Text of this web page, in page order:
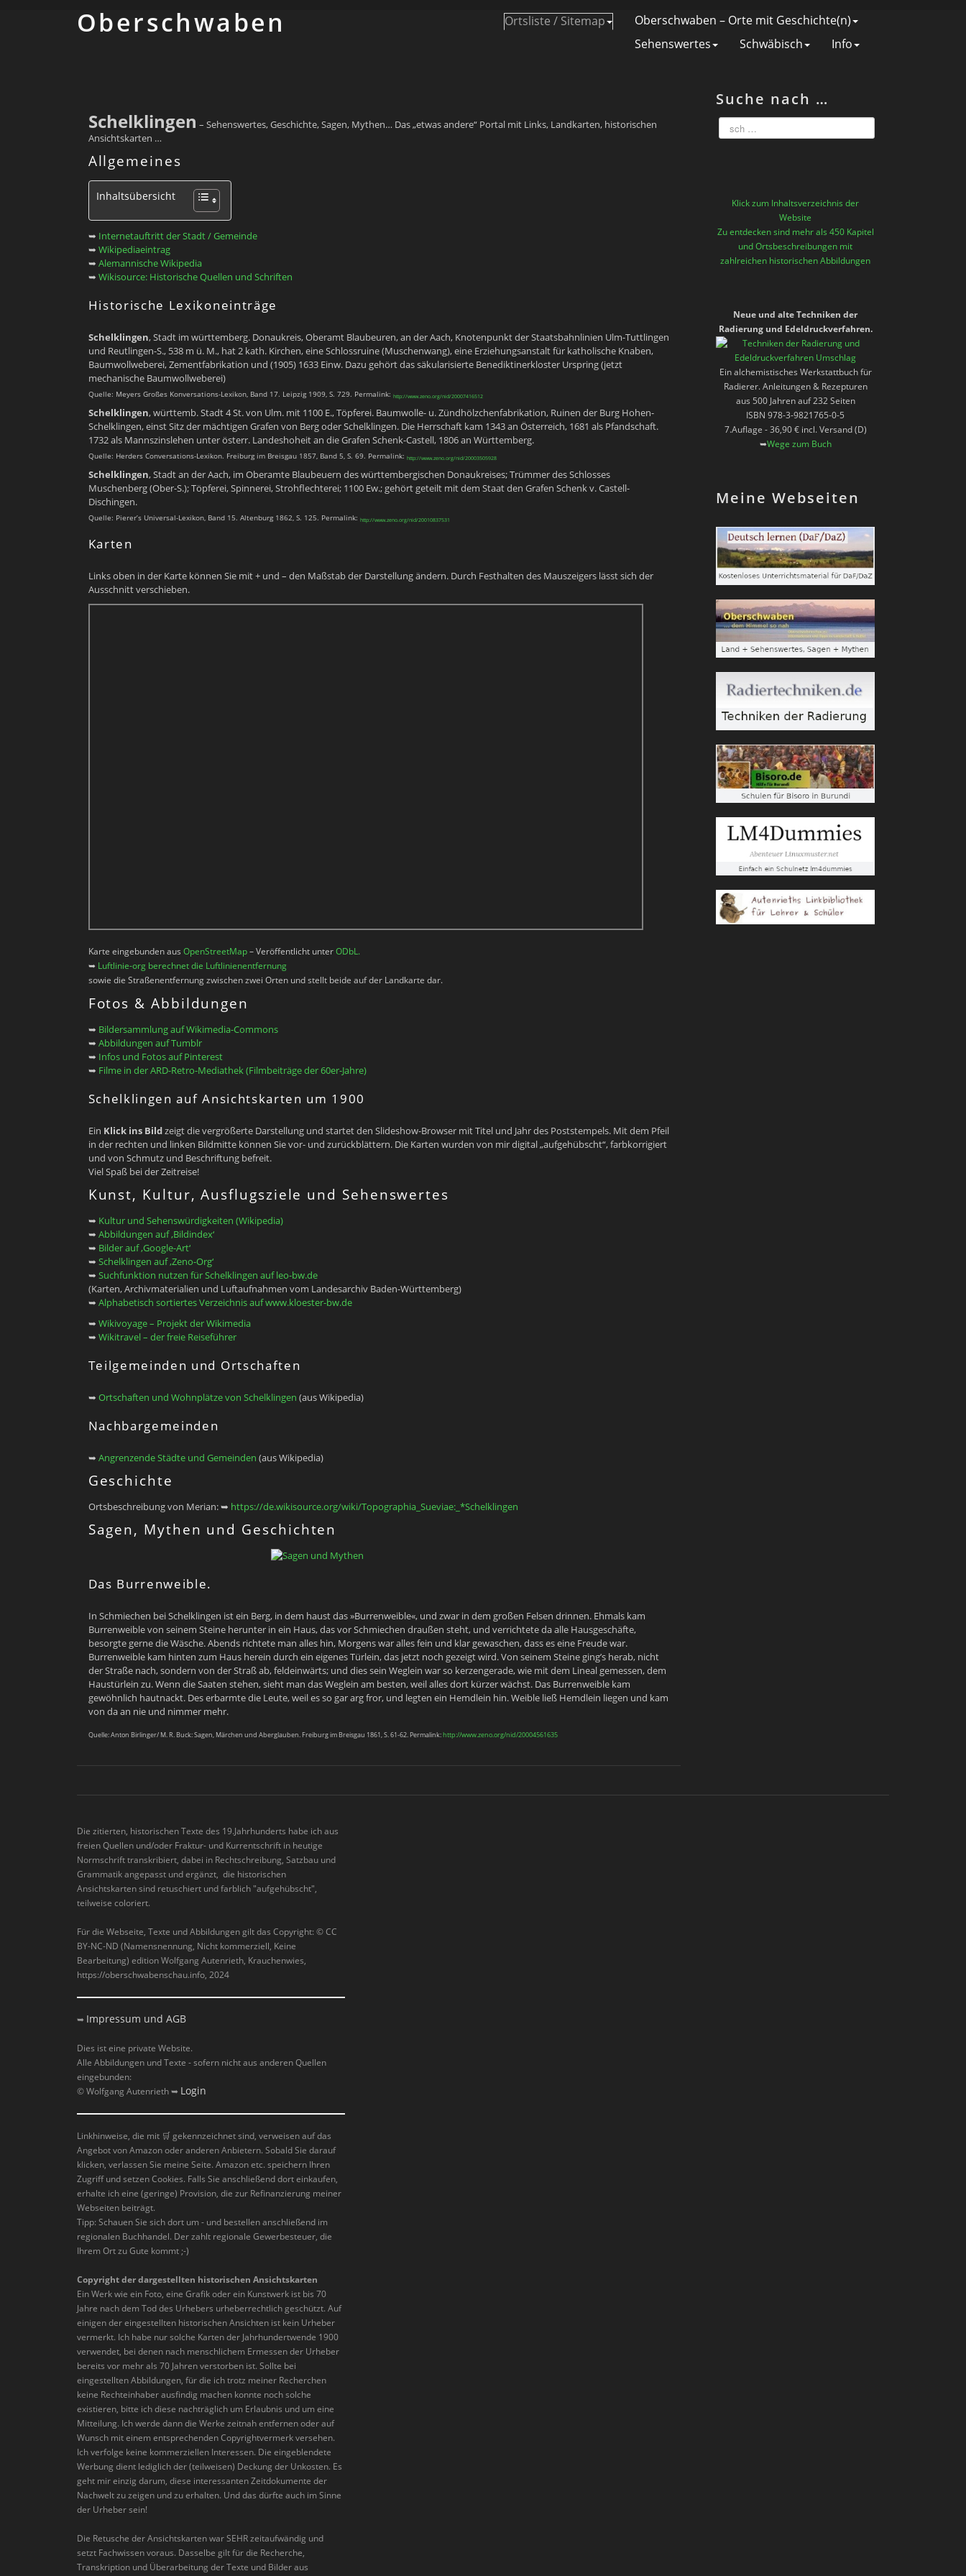
Ober­schwaben Ortsliste / Sitemap
Oberschwaben – Orte mit Geschichte(n)
Sehenswertes
Schwäbisch Info
Schelklingen – Sehenswertes, Geschichte, Sagen, Mythen… Das „etwas andere“ Portal mit Links, Landkarten, historischen
Ansichtskarten …
Allgemeines
Inhaltsübersicht
➥ Internetauftritt der Stadt / Gemeinde
➥ Wikipediaeintrag
➥ Alemannische Wikipedia
➥ Wikisource: Historische Quellen und Schriften
Historische Lexikoneinträge
Schelklingen, Stadt im württemberg. Donaukreis, Oberamt Blaubeuren, an der Aach, Knotenpunkt der Staatsbahnlinien Ulm-Tuttlingen
und Reutlingen-S., 538 m ü. M., hat 2 kath. Kirchen, eine Schlossruine (Muschenwang), eine Erziehungsanstalt für katholische Knaben,
Baumwollweberei, Zementfabrikation und (1905) 1633 Einw. Dazu gehört das säkularisierte Benediktinerkloster Urspring (jetzt
mechanische Baumwollweberei)
Quelle: Meyers Großes Konversations-Lexikon, Band 17. Leipzig 1909, S. 729. Permalink: http://www.zeno.org/nid/20007416512
Schelklingen, württemb. Stadt 4 St. von Ulm. mit 1100 E., Töpferei. Baumwolle- u. Zündhölzchenfabrikation, Ruinen der Burg Hohen-
Schelklingen, einst Sitz der mächtigen Grafen von Bergoder Schelklingen. Die Herrschaft kam 1343 an Österreich, 1681 als Pfandschaft.
1732 als Mannszinslehen unter österr. Landeshoheit an die Grafen Schenk-Castell, 1806 an Württemberg.
Quelle: Herders Conversations-Lexikon. Freiburg im Breisgau 1857, Band 5, S. 69. Permalink: http://www.zeno.org/nid/20003505928
Schelklingen, Stadt an der Aach, im Oberamte Blaubeuern des württembergischen Donaukreises; Trümmer des Schlosses
Muschenberg(Ober-S.); Töpferei, Spinnerei, Strohflechterei; 1100 Ew.; gehört geteilt mit dem Staat den Grafen Schenk v. Castell-
Dischingen.
Quelle: Pierer’s Universal-Lexikon, Band 15. Altenburg 1862, S. 125. Permalink: http://www.zeno.org/nid/20010837531
Karten
Links oben in der Karte können Sie mit + und – den Maßstab der Darstellung ändern. Durch Festhalten des Mauszeigers lässt sich der
Ausschnitt verschieben.
Karte eingebunden aus OpenStreetMap– Veröffentlicht unterODbL.
➥ Luftlinie-org berechnet die Luftlinienentfernung
sowie die Straßenentfernung zwischen zwei Orten und stellt beide auf der Landkarte dar.
Fotos & Abbildungen
➥ Bildersammlung auf Wikimedia-Commons
➥ Abbildungen auf Tumblr
➥ Infos und Fotos auf Pinterest
➥ Filme in der ARD-Retro-Mediathek (Filmbeiträge der 60er-Jahre)
Schelklingen auf Ansichtskarten um 1900
Ein Klick ins Bildzeigt die vergrößerte Darstellung und startet den Slideshow-Browser mit Titel und Jahr des Poststempels. Mit dem Pfeil
in der rechten und linken Bildmitte können Sie vor- und zurückblättern. Die Karten wurden von mir digital „aufgehübscht“, farbkorrigiert
und von Schmutz und Beschriftung befreit.
Viel Spaß bei der Zeitreise!
Kunst, Kultur, Ausflugsziele und Sehenswertes
➥ Kultur und Sehenswürdigkeiten (Wikipedia)
➥ Abbildungen auf ‚Bildindex‘
➥ Bilder auf ‚Google-Art‘
➥ Schelklingen auf ‚Zeno-Org‘
➥ Suchfunktion nutzen für Schelklingen auf leo-bw.de
(Karten, Archivmaterialien und Luftaufnahmen vom Landesarchiv Baden-Württemberg)
➥ Alphabetisch sortiertes Verzeichnis auf www.kloester-bw.de
➥ Wikivoyage – Projekt der Wikimedia
➥ Wikitravel – der freie Reiseführer
Teilgemeinden und Ortschaften
➥ Ortschaften und Wohnplätze von Schelklingen (aus Wikipedia)
Nachbargemeinden
➥ Angrenzende Städte und Gemeinden (aus Wikipedia)
Geschichte
Ortsbeschreibung von Merian: ➥ https://de.wikisource.org/wiki/Topographia_Sueviae:_*Schelklingen
Sagen, Mythen und Geschichten
Das Burrenweible.
In Schmiechen bei Schelklingen ist ein Berg, in dem haust das »Burrenweible«, und zwar in dem großen Felsen drinnen. Ehmals kam
Burrenweiblevon seinem Steine herunter in ein Haus, das vor Schmiechen draußen steht, und verrichtete da alle Hausgeschäfte,
besorgte gerne die Wäsche. Abends richtete man alles hin, Morgens waralles fein und klar gewaschen, dass es eine Freude war.
Burrenweible kam hinten zum Haus herein durch ein eigenes Türlein, das jetzt noch gezeigt wird. Von seinem Steine ging’s herab, nicht
der Straße nach, sondern von der Straß ab, feldeinwärts; und dies sein Weglein war so kerzengerade, wie mit dem Lineal gemessen, dem
Haustürlein zu. Wenn die Saaten stehen, sieht man das Weglein am besten, weil alles dort kürzer wächst. Das Burrenweiblekam
gewöhnlich hautnackt. Des erbarmte die Leute, weil es so gar arg fror, und legten ein Hemdlein hin. Weible ließ Hemdlein liegen und kam
von da an nie und nimmer mehr.
Quelle: Anton Birlinger/ M. R. Buck: Sagen, Märchen und Aberglauben. Freiburg im Breisgau 1861, S. 61-62. Permalink:http://www.zeno.org/nid/20004561635
Suche nach …
Klick zum Inhaltsverzeichnis der
Website
Zu entdecken sind mehr als 450 Kapitel
und Ortsbeschreibungen mit
zahlreichen historischen Abbildungen
Neue und alte Techniken der
Radierung und Edeldruckverfahren.
Ein alchemistisches Werkstattbuch für
Radierer. Anleitungen & Rezepturen
aus 500 Jahren auf 232 Seiten
ISBN 978-3-9821765-0-5
7.Auflage - 36,90 € incl. Versand (D)
➥Wege zum Buch
Meine Webseiten
Die zitierten, historischen Texte des 19.Jahrhunderts habe ich aus
freien Quellen und/oder Fraktur- und Kurrentschrift in heutige
Normschrift transkribiert, dabei in Rechtschreibung, Satzbau und
Grammatik angepasst und ergänzt, die historischen
Ansichtskarten sind retuschiert und farblich "aufgehübscht",
teilweise coloriert.
Für die Webseite, Texte und Abbildungen gilt das Copyright: © CC
BY-NC-ND (Namensnennung, Nicht kommerziell, Keine
Bearbeitung) edition Wolfgang Autenrieth, Krauchenwies,
https://oberschwabenschau.info, 2024
➥ Impressum und AGB
Dies ist eine private Website.
Alle Abbildungen und Texte - sofern nicht aus anderen Quellen
eingebunden:
© Wolfgang Autenrieth ➥ Login
Linkhinweise, die mit 🛒 gekennzeichnet sind, verweisen auf das
Angebot von Amazon oder anderen Anbietern. Sobald Sie darauf
klicken, verlassen Sie meine Seite. Amazon etc. speichern Ihren
Zugriff und setzen Cookies. Falls Sie anschließend dort einkaufen,
erhalte ich eine (geringe) Provision, die zur Refinanzierung meiner
Webseiten beiträgt.
Tipp: Schauen Sie sich dort um - und bestellen anschließend im
regionalen Buchhandel. Der zahlt regionale Gewerbesteuer, die
Ihrem Ort zu Gute kommt ;-)
Copyright der dargestellten historischen Ansichtskarten
Ein Werk wie ein Foto, eine Grafik oder ein Kunstwerk ist bis 70
Jahre nach dem Tod des Urhebers urheberrechtlich geschützt. Auf
einigen der eingestellten historischen Ansichten ist kein Urheber
vermerkt. Ich habe nur solche Karten der Jahrhundertwende 1900
verwendet, bei denen nach menschlichem Ermessen der Urheber
bereits vor mehr als 70 Jahren verstorben ist. Sollte bei
eingestellten Abbildungen, für die ich trotz meiner Recherchen
keine Rechteinhaber ausfindig machen konnte noch solche
existieren, bitte ich diese nachträglich um Erlaubnis und um eine
Mitteilung. Ich werde dann die Werke zeitnah entfernen oder auf
Wunsch mit einem entsprechenden Copyrightvermerk versehen.
Ich verfolge keine kommerziellen Interessen. Die eingeblendete
Werbung dient lediglich der (teilweisen) Deckung der Unkosten. Es
geht mir einzig darum, diese interessanten Zeitdokumente der
Nachwelt zu zeigen und zu erhalten. Und das dürfte auch im Sinne
der Urheber sein!
Die Retusche der Ansichtskarten war SEHR zeitaufwändig und
setzt Fachwissen voraus. Dasselbe gilt für die Recherche,
Transkription und Überarbeitung der Texte und Bilder aus